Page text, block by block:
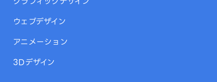
ウェブデザイン
アニメーション
3Dデザイン